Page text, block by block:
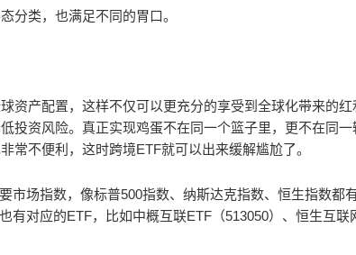
分类，也满足不同的胃口。
产配置，这样不仅可以更充分的享受到全球化带来的红
投资风险。真正实现鸡蛋不在同一个篮子里，更不在同一
常不便利，这时跨境ETF就可以出来缓解尴尬了。
市场指数，像标普500指数、纳斯达克指数、恒生指数都
有对应的ETF，比如中概互联ETF（513050）、恒生互联